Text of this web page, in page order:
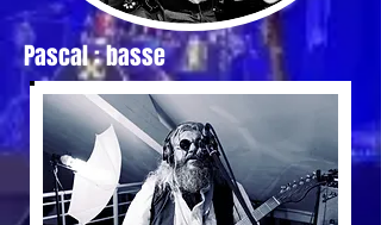
Pascal : basse